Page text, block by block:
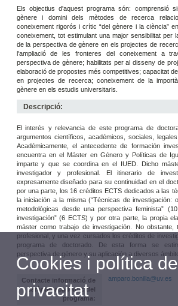
Els objectius d'aquest programa són: comprensió
gènere i domini dels mètodes de recerca
coneixement rigorós i crític “del gènere i la ciència”
coneixement, tot estimulant una major sensibilitat per
de la perspectiva de gènere en els projectes de
l'ampliació de les fronteres del coneixement a
perspectiva de gènere; habilitats per al disseny de
elaboració de propostes més competitives; capacitat
en projectes de recerca; coneixement de la
gènere en els estudis universitaris.
Descripció:
El interés y relevancia de este programa de
argumentos científicos, académicos, sociales,
Académicamente, el antecedente de formación
encuentra en el Máster en Género y Políticas de
imparte y que se coordina en el IUED. Dicho
investigador y profesional. El itinerario de
expresamente diseñado para su continuidad en el
por una parte, los 16 créditos ECTS dedicados a las
la iniciación a la misma (“Técnicas de investigación:
metodológicas desde una perspectiva feminista”
investigación” (6 ECTS) y por otra parte, la propia
máster como trabajo de investigación. No obstante,
profesional, y una vez cursados los créditos de
programa de doctorado. De esta forma se
perspectiva de género y su aplicación a diversos
Contacte informació de
caràcter acadèmic del
programa:
amparo.bonilla@uv.es
Cookies i política de
privacitat